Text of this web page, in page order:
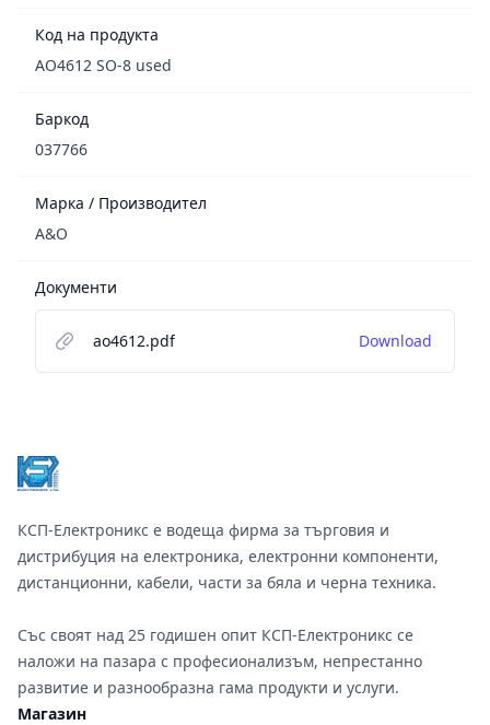
Код на продукта
AO4612 SO-8 used
Баркод
037766
Марка / Производител
A&O
Документи
ao4612.pdf Download
КСП-Електроникс е водеща фирма за търговия и
дистрибуция на електроника, електронни компоненти,
дистанционни, кабели, части за бяла и черна техника.
Със своят над 25 годишен опит КСП-Електроникс се
наложи на пазара с професионализъм, непрестанно
развитие и разнообразна гама продукти и услуги.
Магазин